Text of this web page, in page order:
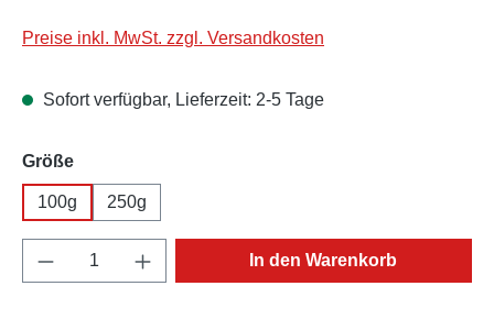
Preise inkl. MwSt. zzgl. Versandkosten
Sofort verfügbar, Lieferzeit: 2-5 Tage
Größeauswählen
100g 250g
Produkt Anzahl: Gib den gewünschten
In den Warenkorb